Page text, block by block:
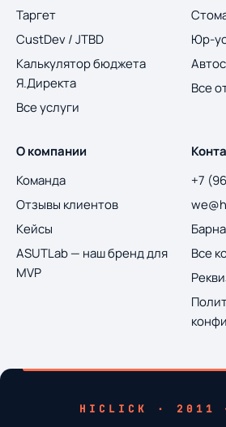
Таргет
CustDev / JTBD
Калькулятор бюджета
Я.Директа
Все услуги
Юр-
Все
О компании
Команда
Отзывы клиентов
Кейсы
ASUTLab — наш бренд для
MVP
+7
Все
HICLICK · 2011